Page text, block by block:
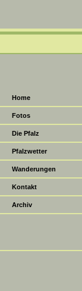
Home
Fotos
Die Pfalz
Pfalzwetter
Wanderungen
Kontakt
Archiv